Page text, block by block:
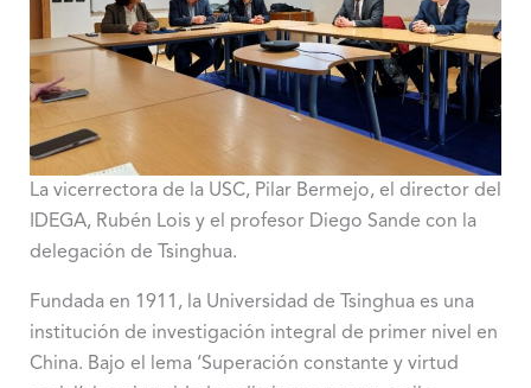
La vicerrectora de la USC, Pilar Bermejo, el director del
IDEGA, Rubén Lois y el profesor Diego Sande con la
delegación de Tsinghua.
Fundada en 1911, la Universidad de Tsinghua es una
institución de investigación integral de primer nivel en
China. Bajo el lema ‘Superación constante y virtud